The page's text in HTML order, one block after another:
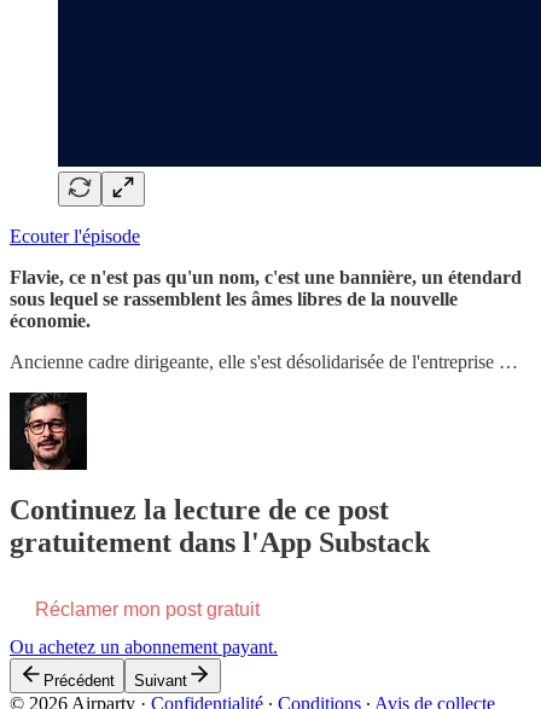
Ecouter l'épisode
Flavie, ce n'est pas qu'un nom, c'est une bannière, un étendard
sous lequel se rassemblent les âmes libres de la nouvelle
économie.
Ancienne cadre dirigeante, elle s'est désolidarisée de l'entreprise …
Continuez la lecture de ce post
gratuitement dans l'App Substack
Réclamer mon post gratuit
Ou achetez un abonnement payant.
Précédent Suivant
© 2026 Airparty · Confidentialité ∙ Conditions ∙ Avis de collecte